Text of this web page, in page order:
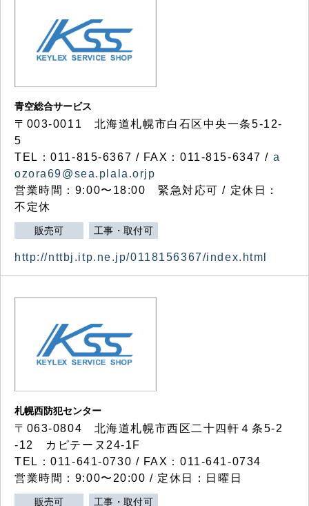
青空総合サービス
〒003-0011 北海道札幌市白石区中央一条5-12-
5
TEL：011-815-6367 / FAX：011-815-6347 / a
ozora69@sea.plala.orjp
営業時間：9:00〜18:00 緊急対応可 / 定休日：
不定休
販売可 工事・取付可
http://nttbj.itp.ne.jp/0118156367/index.html
札幌西防犯センター
〒063-0804 北海道札幌市西区二十四軒４条5-2
-12 カピテーヌ24-1F
TEL：011-641-0730 / FAX：011-641-0734
営業時間：9:00〜20:00 / 定休日：日曜日
販売可 工事・取付可